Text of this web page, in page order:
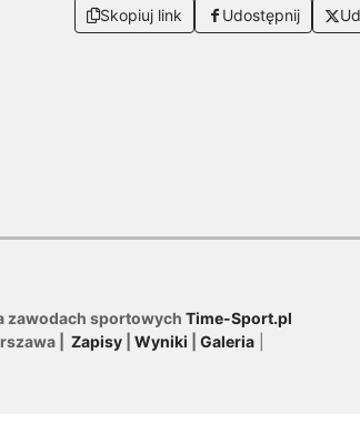
Skopiuj link Udostępnij
zawodach sportowych Time-Sport.pl
| Zapisy| Wyniki Galeria|